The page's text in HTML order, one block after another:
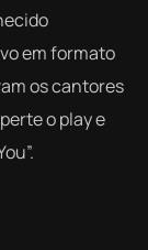
em formato
os cantores
o play e